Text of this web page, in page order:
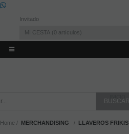
Invitado
MI CESTA 0 artículos
Home MERCHANDISING LLAVEROS FRIKIS